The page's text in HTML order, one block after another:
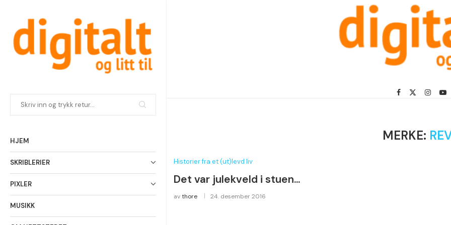
HJEM
SKRIBLERIER
PIXLER
MUSIKK
MERKE:
Historier fra et (ut)levd liv
Det var julekveld i stuen…
avthore 24. desember 2016